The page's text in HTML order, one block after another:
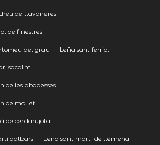
de llavaneres
de finestres
del grau Leña sant ferriol
sacalm
de les abadesses
de mollet
de cerdanyola
dalbars Leña sant martí de llémena